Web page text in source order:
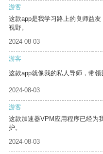
游客
这款app是我学习路上的良师益
视野。
2024-08-03
游客
这款app就像我的私人导师，带领
2024-08-03
游客
这款加速器VPM应用程序已经为
护。
2024-08-03